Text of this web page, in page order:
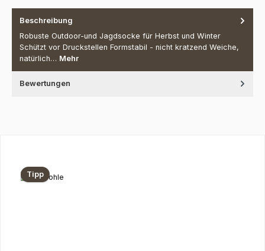
Beschreibung
Robuste Outdoor-und Jagdsocke für Herbst und Winter
Schützt vor Druckstellen Formstabil - nicht kratzend Weiche,
natürlich… Mehr
Bewertungen
Tipp